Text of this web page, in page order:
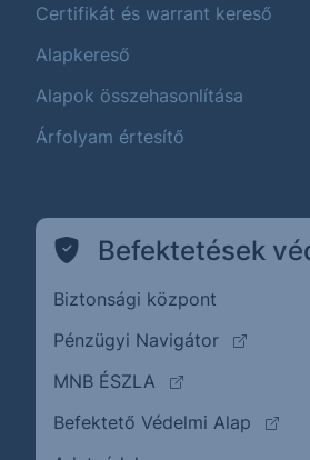
Certifikát és warrant kereső
Alapkereső
Alapok összehasonlítása
Árfolyam értesítő
Befektetések
Biztonsági központ
Pénzügyi Navigátor
(külső
MNB ÉSZLA
(külső oldalra
Befektető Védelmi Alap